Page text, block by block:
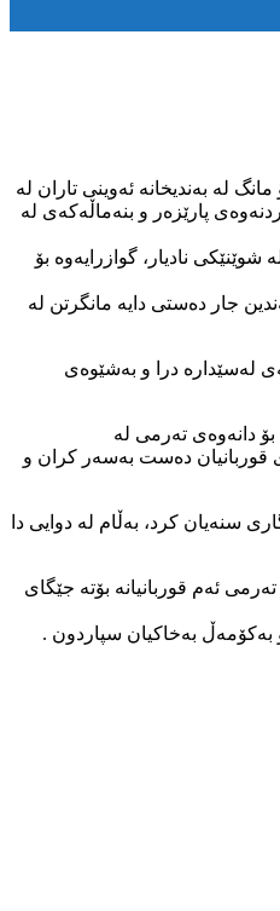
و نۆ مانگ لە بەندیخانە ئەوینی تاران لە
کوردستان موحاکمە کرا و سزای سێدارەی بەسەردا سەپا و لە بڕواری ۱۹ی گوڵانی ۱۳۸۹ بە بێ ئاگادار کردنەوەی پارێزەر و بنەماڵەکەی لە
و پاش تێپەڕاندنی ۲۱ رۆژ قۆلبەست بوون و ئەشکەنجە لە شوێنێکی نادیار، گوازرایەوە بۆ
جار دەستی دایە مانگرتن لە
بنەماڵەی لەسێدارە درا و بەشێوەی
بۆ دانەوەی تەرمی لە
قوربانیان دەست بەسەر کران و
سنەیان کرد، بەڵام لە دوایی دا
ئەم قوربانیانە بۆتە جێگای
بەکۆمەڵ بەخاکیان سپاردون .